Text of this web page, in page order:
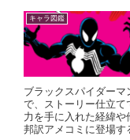
キャラ図鑑
ブラックスパイダー
で、ストーリー仕立
力を手に入れた経緯
邦訳アメコミに登場す